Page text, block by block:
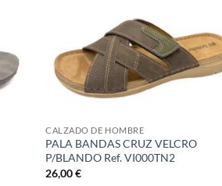
CALZADO DE HOMBRE
PALA BANDAS CRUZ VELCRO
P/BLANDO Ref. VI000TN2
26,00€